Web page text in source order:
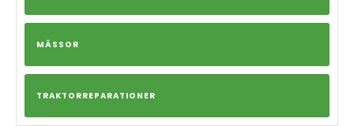
MÄSSOR
TRAKTORREPARATIONER